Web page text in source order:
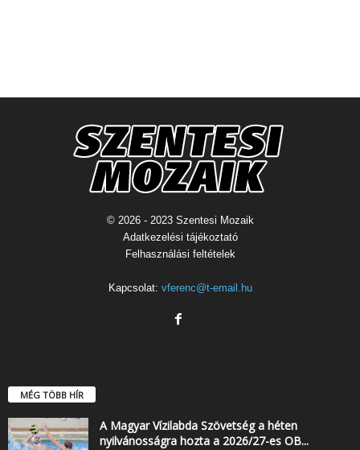
© 2026 - 2023 Szentesi Mozaik
Adatkezelési tájékoztató
Felhasználási feltételek
Kapcsolat: vferenc@t-email.hu
MÉG TÖBB HÍR
A Magyar Vízilabda Szövetség a héten
nyilvánosságra hozta a 2026/27-es OB...